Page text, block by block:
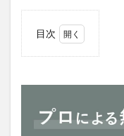
目次
どん
な会